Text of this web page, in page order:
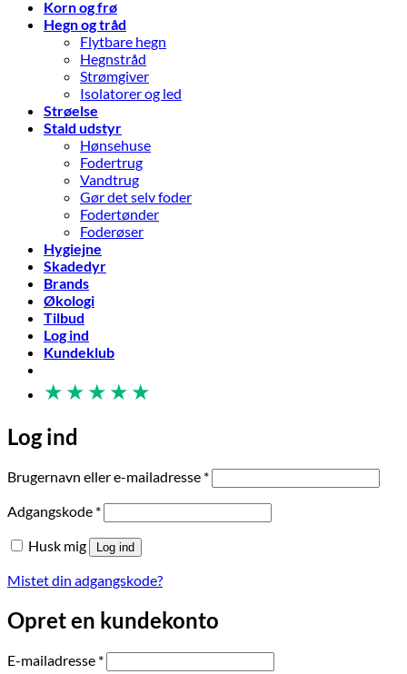
Korn og frø
Hegn og tråd
Flytbare hegn
Hegnstråd
Strømgiver
Isolatorer og led
Strøelse
Stald udstyr
Hønsehuse
Fodertrug
Vandtrug
Gør det selv foder
Fodertønder
Foderøser
Hygiejne
Skadedyr
Brands
Økologi
Tilbud
Log ind
Kundeklub
★ ★ ★ ★ ★
Log ind
Brugernavn eller e-mailadresse *Påkrævet
Adgangskode *Påkrævet
Husk mig Log ind
Mistet din adgangskode?
Opret en kundekonto
E-mailadresse *Påkrævet